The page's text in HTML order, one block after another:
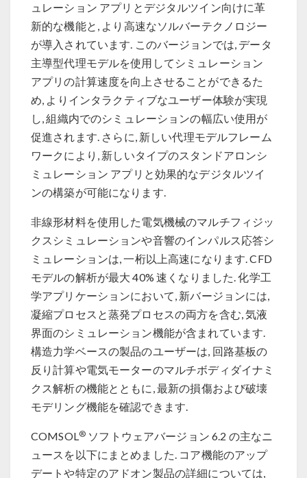
ュレーション アプリとデジタルツイン向けに革
新的な機能と, より高速なソルバーテクノロジー
が導入されています. このバージョンでは, データ
主導型代理モデルを使用してシミュレーション
アプリの計算速度を向上させることができるた
め, よりインタラクティブなユーザー体験が実現
し, 組織内でのシミュレーションの幅広い使用が
促進されます. さらに, 新しい代理モデルフレーム
ワークにより, 新しいタイプのスタンドアロンシ
ミュレーション アプリと効果的なデジタルツイ
ンの構築が可能になります.
非線形材料を使用した電気機械のマルチフィジッ
クスシミュレーションや音響のインパルス応答シ
ミュレーションは, 一桁以上高速になります. CFD
モデルの解析が最大 40% 速くなりました. 化学工
学アプリケーションにおいて, 新バージョンには,
凝縮プロセスと蒸発プロセスの両方を含む, 気液
界面のシミュレーション機能が含まれています.
構造力学ベースの製品のユーザーは, 回路基板の
反り計算や電気モーターのマルチボディダイナミ
クス解析の機能とともに, 最新の損傷および破壊
モデリング機能を確認できます.
COMSOL® ソフトウェアバージョン 6.2 の主なニ
ュースを以下にまとめました. コア機能のアップ
デートや特定のアドオン製品の詳細については,